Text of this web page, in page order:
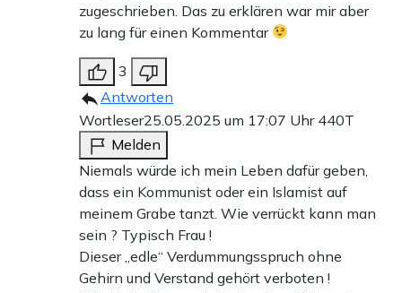
zugeschrieben. Das zu erklären war mir aber
zu lang für einen Kommentar
3
Antworten
Wortleser25.05.2025 um 17:07 Uhr 440T
Melden
Niemals würde ich mein Leben dafür geben,
dass ein Kommunist oder ein Islamist auf
meinem Grabe tanzt. Wie verrückt kann man
sein ? Typisch Frau !
Dieser „edle“ Verdummungsspruch ohne
Gehirn und Verstand gehört verboten !